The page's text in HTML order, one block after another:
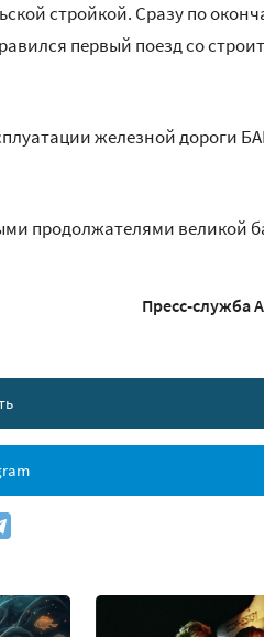
стройкой. Сразу по
первый поезд со
железной дороги
продолжателями великой
Пресс-служба